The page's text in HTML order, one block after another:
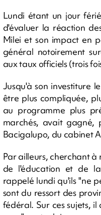
Lundi étant un jour
d'évaluer la réaction
Milei et son impact en
général notoirement
aux taux officiels (trois
Jusqu'à son investiture
être plus compliquée,
au programme plus
marchés, avait gagné,
Bacigalupo, du cabinet
Par ailleurs, cherchant à
de l'éducation et de
rappelé lundi qu'ils "ne
sont du ressort des
fédéral. Sur ces sujets,